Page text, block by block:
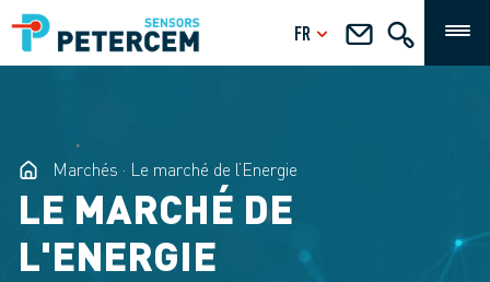
FR
Marchés Le marché de l’Energie
LE MARCHÉ DE
L'ENERGIE